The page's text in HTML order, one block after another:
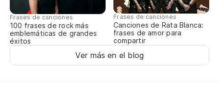
Frases de canciones
100 frases de rock más
emblemáticas de grandes
éxitos
Frases de canciones
Canciones de Rata Blanca:
frases de amor para
compartir
Ver más en el blog